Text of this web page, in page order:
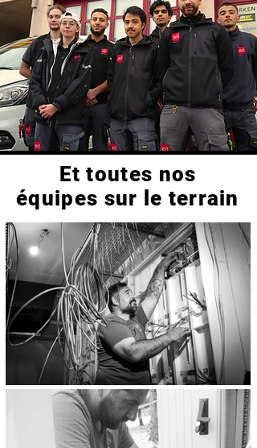
Et toutes nos
équipes sur le terrain